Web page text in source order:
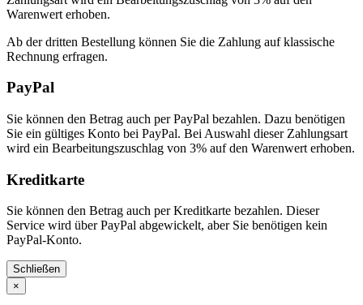
Warenwert erhoben.
Ab der dritten Bestellung können Sie die Zahlung auf klassische
Rechnung erfragen.
PayPal
Sie können den Betrag auch per PayPal bezahlen. Dazu benötigen
Sie ein gültiges Konto bei PayPal. Bei Auswahl dieser Zahlungsart
wird ein Bearbeitungszuschlag von 3% auf den Warenwert erhoben.
Kreditkarte
Sie können den Betrag auch per Kreditkarte bezahlen. Dieser
Service wird über PayPal abgewickelt, aber Sie benötigen kein
PayPal-Konto.
Schließen
×